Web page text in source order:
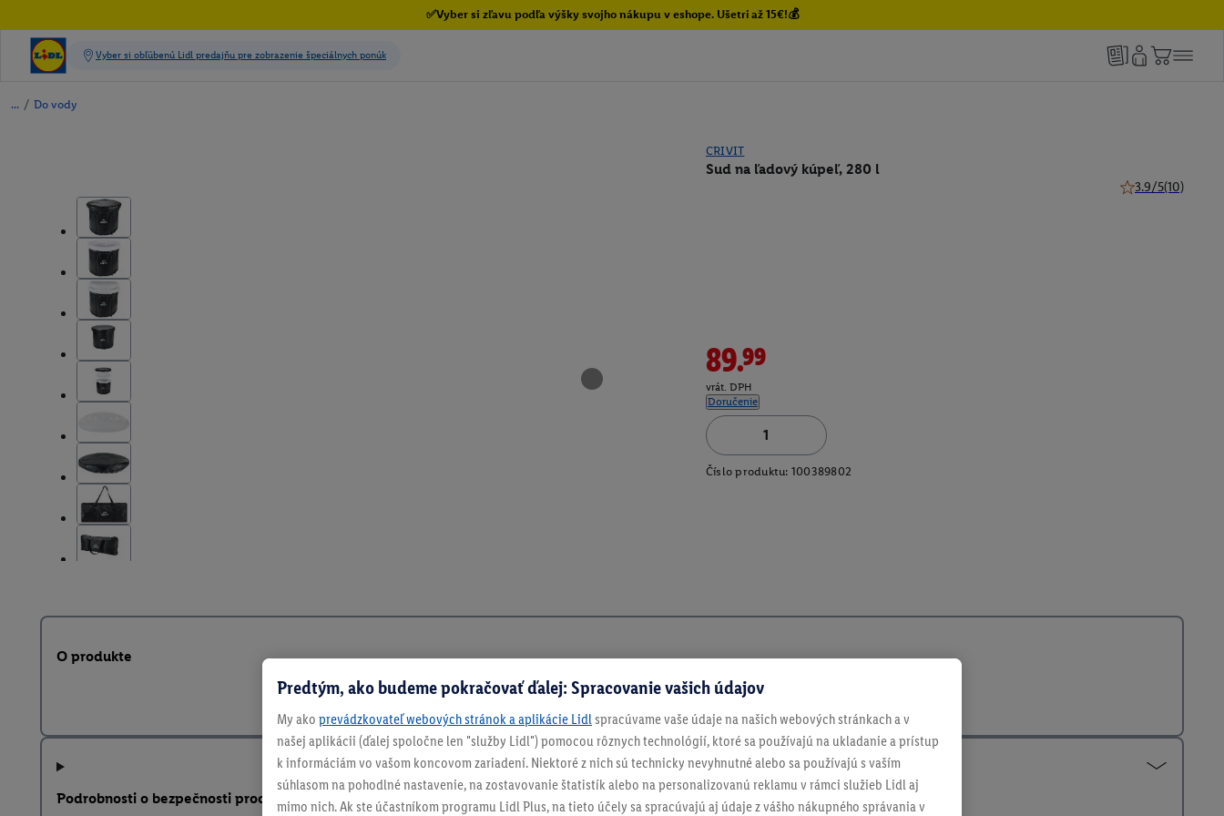
✅Vyber si zľavu podľa výšky svojho nákupu v eshope. Ušetri až 15€!💰
/ Do vody
CRIVIT
Sud na ľadový kúpeľ, 280 l
3.9/5(10)
89.99
vrát. DPH
Doručenie
Číslo produktu: 100389802
O produkte
Podrobnosti o bezpečnosti produktu
Predtým, ako budeme pokračovať ďalej: Spracovanie vašich údajov
My ako prevádzkovateľ webových stránok a aplikácie Lidl spracúvame vaše údaje na našich webových stránkach a v
našej aplikácii (ďalej spoločne len "služby Lidl") pomocou rôznych technológií, ktoré sa používajú na ukladanie a prístup
k informáciám vo vašom koncovom zariadení. Niektoré z nich sú technicky nevyhnutné alebo sa používajú s vaším
súhlasom na pohodlné nastavenie, na zostavovanie štatistík alebo na personalizovanú reklamu v rámci služieb Lidl aj
mimo nich. Ak ste účastníkom programu Lidl Plus, na tieto účely sa spracúvajú aj údaje z vášho nákupného správania v